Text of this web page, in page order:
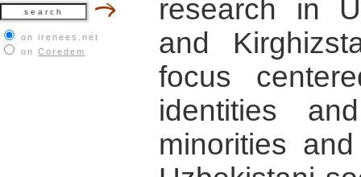
on irenees.net
on Coredem
research in
and
focus
identities
minorities